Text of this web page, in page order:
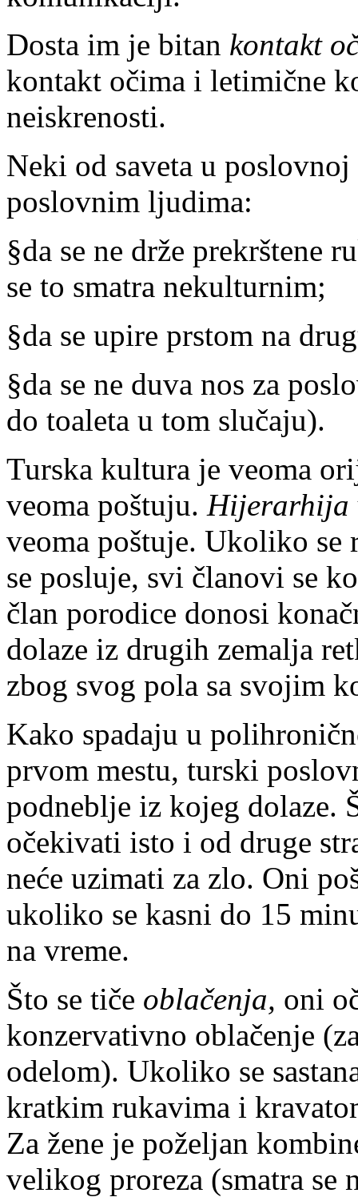
Dosta im je bitan kontakt
kontakt očima i letimične
neiskrenosti.
Neki od saveta u
poslovnim ljudima:
§da se ne drže prekrštene
se to smatra nekulturnim;
§da se upire prstom na
§da se ne duva nos za
do toaleta u tom slučaju).
Turska kultura je veoma
veoma poštuju. Hijerarhija
veoma poštuje. Ukoliko
se posluje, svi članovi se
član porodice donosi
dolaze iz drugih zemalja
zbog svog pola sa svojim
Kako spadaju u
prvom mestu, turski
podneblje iz kojeg dolaze.
očekivati isto i od druge
neće uzimati za zlo. Oni
ukoliko se kasni do 15
na vreme.
Što se tiče oblačenja, oni
konzervativno oblačenje
odelom). Ukoliko se
kratkim rukavima i
Za žene je poželjan
velikog proreza (smatra se